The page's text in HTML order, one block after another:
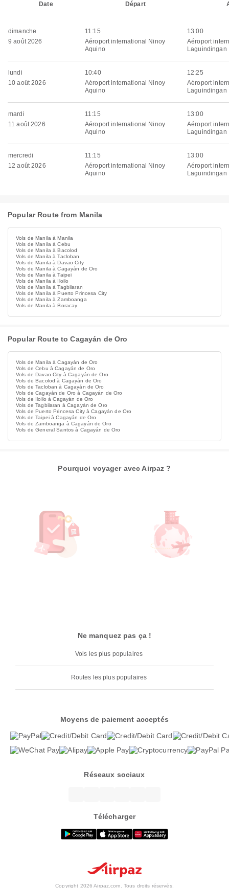
Date Départ
dimanche
9 août 2026
11:15
Aéroport international Ninoy
Aquino
13:00
Aéroport
Laguindingan
lundi
10 août 2026
10:40
Aéroport international Ninoy
Aquino
12:25
Aéroport
Laguindingan
mardi
11 août 2026
11:15
Aéroport international Ninoy
Aquino
13:00
Aéroport
Laguindingan
mercredi
12 août 2026
11:15
Aéroport international Ninoy
Aquino
13:00
Aéroport
Laguindingan
Popular Route from Manila
Vols de Manila à Manila
Vols de Manila à Cebu
Vols de Manila à Bacolod
Vols de Manila à Tacloban
Vols de Manila à Davao City
Vols de Manila à Cagayán de Oro
Vols de Manila à Taipei
Vols de Manila à Iloilo
Vols de Manila à Tagbilaran
Vols de Manila à Puerto Princesa City
Vols de Manila à Zamboanga
Vols de Manila à Boracay
Popular Route to Cagayán de Oro
Vols de Manila à Cagayán de Oro
Vols de Cebu à Cagayán de Oro
Vols de Davao City à Cagayán de Oro
Vols de Bacolod à Cagayán de Oro
Vols de Tacloban à Cagayán de Oro
Vols de Cagayán de Oro à Cagayán de Oro
Vols de Iloilo à Cagayán de Oro
Vols de Tagbilaran à Cagayán de Oro
Vols de Puerto Princesa City à Cagayán de Oro
Vols de Taipei à Cagayán de Oro
Vols de Zamboanga à Cagayán de Oro
Vols de General Santos à Cagayán de Oro
Pourquoi voyager avec Airpaz ?
Ne manquez pas ça !
Vols les plus populaires
Routes les plus populaires
Moyens de paiement acceptés
Réseaux sociaux
Télécharger
Copyright 2026 Airpaz.com. Tous droits réservés.